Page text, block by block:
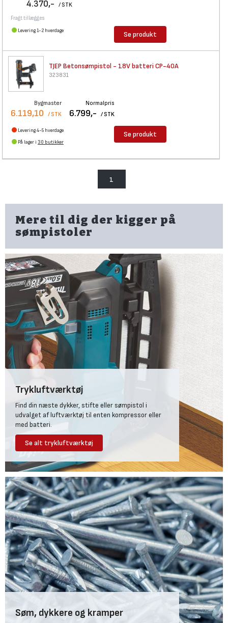
4.370,- / STK
Fragt tillægges
Levering 1-2 hverdage Se produkt
TJEP Betonsømpistol - 18Vbatteri CP-40A
323831
Bygmaster
6.119,10 / STK
Normalpris
6.799,- / STK
Levering 4-5 hverdage
På lager i 30 butikker
Se produkt
1
Mere til dig der kigger på
sømpistoler
Trykluftværktøj
Find din næste dykker, stifte eller sømpistol i
udvalget af luftværktøj til enten kompressor eller
med batteri.
Se alt trykluftværktøj
Søm, dykkere og kramper